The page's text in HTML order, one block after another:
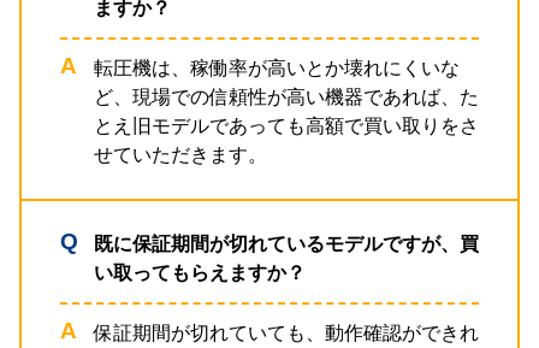
ますか？
転圧機は、稼働率が高いとか壊れにくいな
ど、現場での信頼性が高い機器であれば、た
とえ旧モデルであっても高額で買い取りをさ
せていただきます。
既に保証期間が切れているモデルですが、買
い取ってもらえますか？
保証期間が切れていても、動作確認ができれ